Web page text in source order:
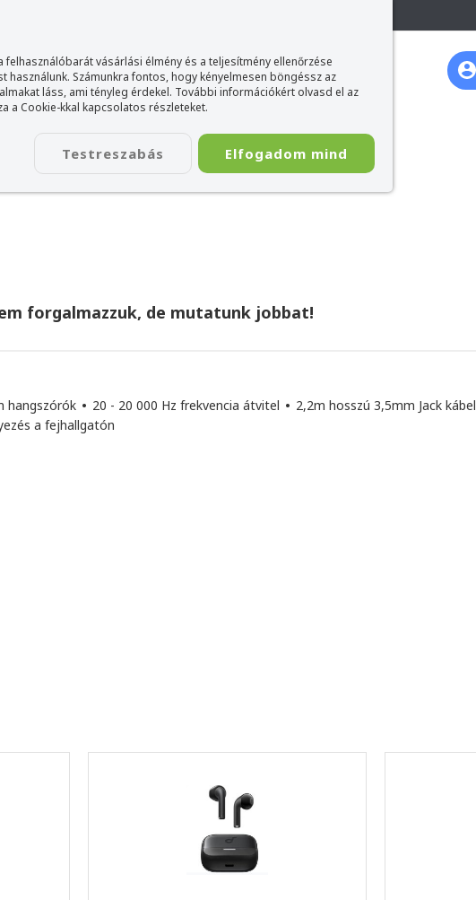
felhasználóbarát vásárlási élmény és a teljesítmény ellenőrzése
Számunkra fontos, hogy kényelmesen böngéssz az
láss, ami tényleg érdekel. További információkért olvasd el az
a Cookie-kkal kapcsolatos részleteket.
Testreszabás Elfogadom mind
KIEGÉSZÍTŐ KAPCSOLAT
forgalmazzuk, de mutatunk jobbat!
hangszórók • 20 - 20 000 Hz frekvencia átvitel • 2,2m hosszú 3,5mm Jack kábel
a fejhallgatón